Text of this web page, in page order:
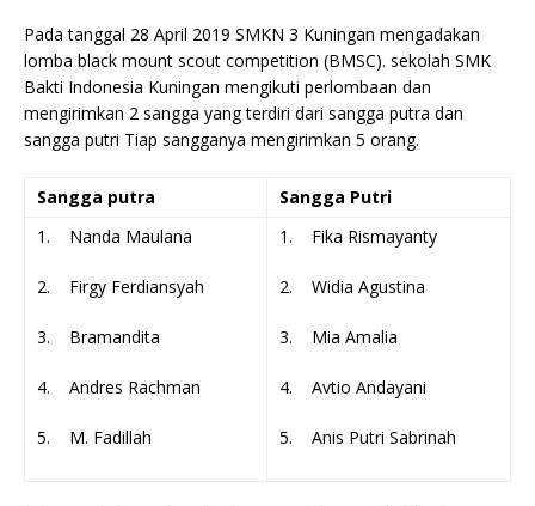
Pada tanggal 28 April 2019 SMKN 3 Kuningan mengadakan
lomba black mount scout competition (BMSC). sekolah SMK
Bakti Indonesia Kuningan mengikuti perlombaan dan
mengirimkan 2 sangga yang terdiri dari sangga putra dan
sangga putri Tiap sangganya mengirimkan 5 orang.
Sangga putra
Sangga Putri
1. Nanda Maulana
2. Firgy Ferdiansyah
3. Bramandita
4. Andres Rachman
5. M. Fadillah
1. Fika Rismayanty
2. Widia Agustina
3. Mia Amalia
4. Avtio Andayani
5. Anis Putri Sabrinah